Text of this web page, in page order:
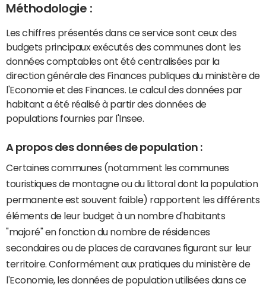
Méthodologie :
Les chiffres présentés dans ce service sont ceux des
budgets principaux exécutés des communes dont les
données comptables ont été centralisées par la
direction générale des Finances publiques du ministère de
l'Economie et des Finances. Le calcul des données par
habitant a été réalisé à partir des données de
populations fournies par l'Insee.
A propos des données de population :
Certaines communes (notamment les communes
touristiques de montagne ou du littoral dont la population
permanente est souvent faible) rapportent les différents
éléments de leur budget à un nombre d'habitants
"majoré" en fonction du nombre de résidences
secondaires ou de places de caravanes figurant sur leur
territoire. Conformément aux pratiques du ministère de
l'Economie, les données de population utilisées dans ce